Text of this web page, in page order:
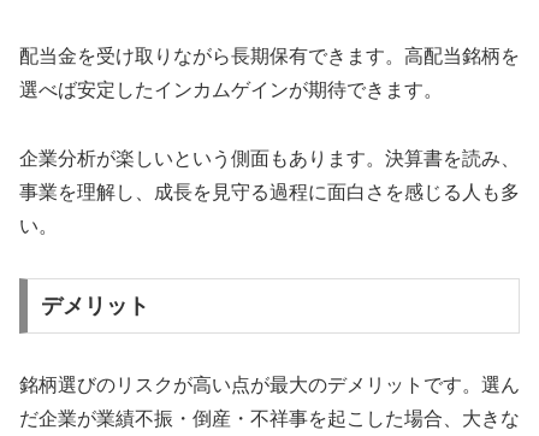
配当金を受け取りながら長期保有できます。高配当銘柄を
選べば安定したインカムゲインが期待できます。
企業分析が楽しいという側面もあります。決算書を読み、
事業を理解し、成長を見守る過程に面白さを感じる人も多
い。
デメリット
銘柄選びのリスクが高い点が最大のデメリットです。選ん
だ企業が業績不振・倒産・不祥事を起こした場合、大きな